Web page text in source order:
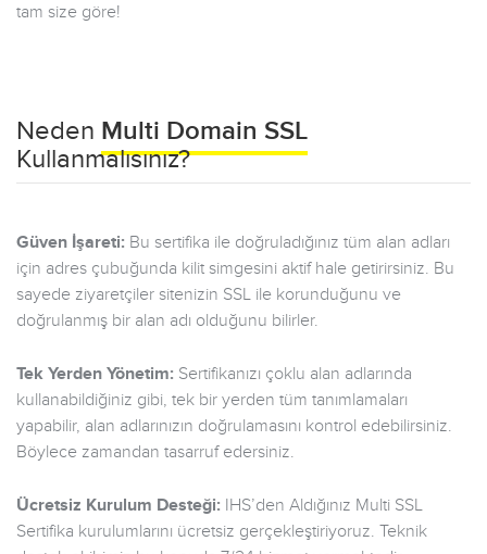
tam size göre!
Neden Multi Domain SSL
Kullanmalısınız?
Güven İşareti: Bu sertifika ile doğruladığınız tüm alan adları
için adres çubuğunda kilit simgesini aktif hale getirirsiniz. Bu
sayede ziyaretçiler sitenizin SSL ile korunduğunu ve
doğrulanmış bir alan adı olduğunu bilirler.
Tek Yerden Yönetim: Sertifikanızı çoklu alan adlarında
kullanabildiğiniz gibi, tek bir yerden tüm tanımlamaları
yapabilir, alan adlarınızın doğrulamasını kontrol edebilirsiniz.
Böylece zamandan tasarruf edersiniz.
Ücretsiz Kurulum Desteği: IHS’den Aldığınız Multi SSL
Sertifika kurulumlarını ücretsiz gerçekleştiriyoruz. Teknik